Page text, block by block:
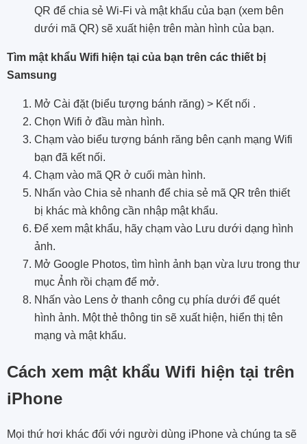
QR để chia sẻ Wi-Fi và mật khẩu của bạn (xem bên
dưới mã QR) sẽ xuất hiện trên màn hình của bạn.
Tìm mật khẩu Wifi hiện tại của bạn trên các thiết bị
Samsung
Mở Cài đặt (biểu tượng bánh răng) > Kết nối .
Chọn Wifi ở đầu màn hình.
Chạm vào biểu tượng bánh răng bên cạnh mạng Wifi
bạn đã kết nối.
Chạm vào mã QR ở cuối màn hình.
Nhấn vào Chia sẻ nhanh để chia sẻ mã QR trên thiết
bị khác mà không cần nhập mật khẩu.
Để xem mật khẩu, hãy chạm vào Lưu dưới dạng hình
ảnh.
Mở Google Photos, tìm hình ảnh bạn vừa lưu trong thư
mục Ảnh rồi chạm để mở.
Nhấn vào Lens ở thanh công cụ phía dưới để quét
hình ảnh. Một thẻ thông tin sẽ xuất hiện, hiển thị tên
mạng và mật khẩu.
Cách xem mật khẩu Wifi hiện tại trên
iPhone
Mọi thứ hơi khác đối với người dùng iPhone và chúng ta sẽ